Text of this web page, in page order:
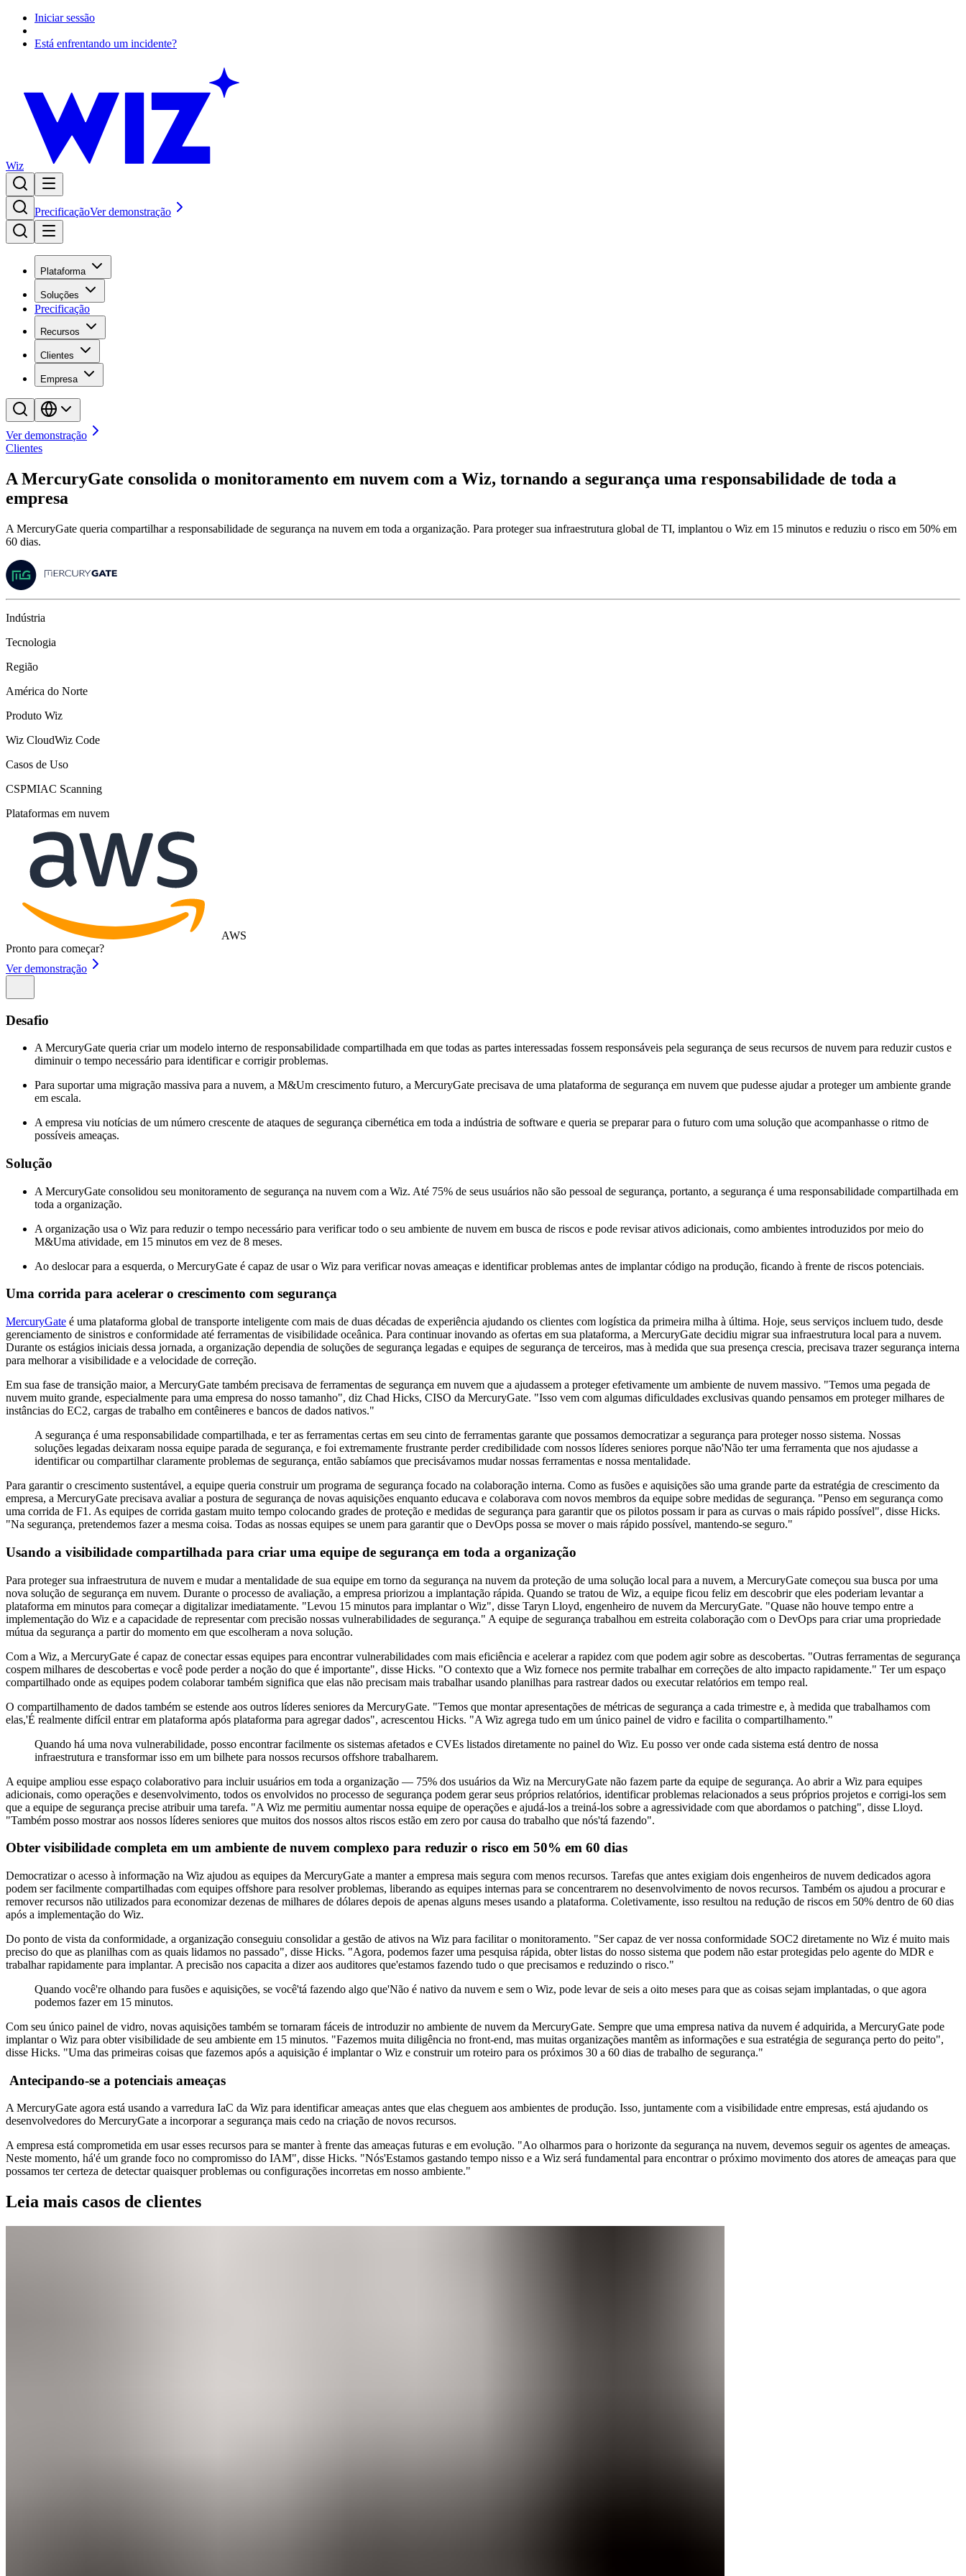
Iniciar sessão
Está enfrentando um incidente?
Wiz
PrecificaçãoVer demonstração
Plataforma
Soluções
Precificação
Recursos
Clientes
Empresa
Ver demonstração
Clientes
A MercuryGate consolida o monitoramento em nuvem com a Wiz, tornando a segurança uma responsabilidade de toda a
empresa
A MercuryGate queria compartilhar a responsabilidade de segurança na nuvem em toda a organização. Para proteger sua infraestrutura global de TI, implantou o Wiz em 15 minutos e reduziu o risco em 50% em
60 dias.
Indústria
Tecnologia
Região
América do Norte
Produto Wiz
Wiz CloudWiz Code
Casos de Uso
CSPMIAC Scanning
Plataformas em nuvem
AWS
Pronto para começar?
Ver demonstração
Desafio
A MercuryGate queria criar um modelo interno de responsabilidade compartilhada em que todas as partes interessadas fossem responsáveis pela segurança de seus recursos de nuvem para reduzir custos e
diminuir o tempo necessário para identificar e corrigir problemas.
Para suportar uma migração massiva para a nuvem, a M&Um crescimento futuro, a MercuryGate precisava de uma plataforma de segurança em nuvem que pudesse ajudar a proteger um ambiente grande
em escala.
A empresa viu notícias de um número crescente de ataques de segurança cibernética em toda a indústria de software e queria se preparar para o futuro com uma solução que acompanhasse o ritmo de
possíveis ameaças.
Solução
A MercuryGate consolidou seu monitoramento de segurança na nuvem com a Wiz. Até 75% de seus usuários não são pessoal de segurança, portanto, a segurança é uma responsabilidade compartilhada em
toda a organização.
A organização usa o Wiz para reduzir o tempo necessário para verificar todo o seu ambiente de nuvem em busca de riscos e pode revisar ativos adicionais, como ambientes introduzidos por meio do
M&Uma atividade, em 15 minutos em vez de 8 meses.
Ao deslocar para a esquerda, o MercuryGate é capaz de usar o Wiz para verificar novas ameaças e identificar problemas antes de implantar código na produção, ficando à frente de riscos potenciais.
Uma corrida para acelerar o crescimento com segurança
MercuryGate é uma plataforma global de transporte inteligente com mais de duas décadas de experiência ajudando os clientes com logística da primeira milha à última. Hoje, seus serviços incluem tudo, desde
gerenciamento de sinistros e conformidade até ferramentas de visibilidade oceânica. Para continuar inovando as ofertas em sua plataforma, a MercuryGate decidiu migrar sua infraestrutura local para a nuvem.
Durante os estágios iniciais dessa jornada, a organização dependia de soluções de segurança legadas e equipes de segurança de terceiros, mas à medida que sua presença crescia, precisava trazer segurança interna
para melhorar a visibilidade e a velocidade de correção.
Em sua fase de transição maior, a MercuryGate também precisava de ferramentas de segurança em nuvem que a ajudassem a proteger efetivamente um ambiente de nuvem massivo. "Temos uma pegada de
nuvem muito grande, especialmente para uma empresa do nosso tamanho", diz Chad Hicks, CISO da MercuryGate. "Isso vem com algumas dificuldades exclusivas quando pensamos em proteger milhares de
instâncias do EC2, cargas de trabalho em contêineres e bancos de dados nativos."
A segurança é uma responsabilidade compartilhada, e ter as ferramentas certas em seu cinto de ferramentas garante que possamos democratizar a segurança para proteger nosso sistema. Nossas
soluções legadas deixaram nossa equipe parada de segurança, e foi extremamente frustrante perder credibilidade com nossos líderes seniores porque não'Não ter uma ferramenta que nos ajudasse a
identificar ou compartilhar claramente problemas de segurança, então sabíamos que precisávamos mudar nossas ferramentas e nossa mentalidade.
Para garantir o crescimento sustentável, a equipe queria construir um programa de segurança focado na colaboração interna. Como as fusões e aquisições são uma grande parte da estratégia de crescimento da
empresa, a MercuryGate precisava avaliar a postura de segurança de novas aquisições enquanto educava e colaborava com novos membros da equipe sobre medidas de segurança. "Penso em segurança como
uma corrida de F1. As equipes de corrida gastam muito tempo colocando grades de proteção e medidas de segurança para garantir que os pilotos possam ir para as curvas o mais rápido possível", disse Hicks.
"Na segurança, pretendemos fazer a mesma coisa. Todas as nossas equipes se unem para garantir que o DevOps possa se mover o mais rápido possível, mantendo-se seguro."
Usando a visibilidade compartilhada para criar uma equipe de segurança em toda a organização
Para proteger sua infraestrutura de nuvem e mudar a mentalidade de sua equipe em torno da segurança na nuvem da proteção de uma solução local para a nuvem, a MercuryGate começou sua busca por uma
nova solução de segurança em nuvem. Durante o processo de avaliação, a empresa priorizou a implantação rápida. Quando se tratou de Wiz, a equipe ficou feliz em descobrir que eles poderiam levantar a
plataforma em minutos para começar a digitalizar imediatamente. "Levou 15 minutos para implantar o Wiz", disse Taryn Lloyd, engenheiro de nuvem da MercuryGate. "Quase não houve tempo entre a
implementação do Wiz e a capacidade de representar com precisão nossas vulnerabilidades de segurança." A equipe de segurança trabalhou em estreita colaboração com o DevOps para criar uma propriedade
mútua da segurança a partir do momento em que escolheram a nova solução.
Com a Wiz, a MercuryGate é capaz de conectar essas equipes para encontrar vulnerabilidades com mais eficiência e acelerar a rapidez com que podem agir sobre as descobertas. "Outras ferramentas de segurança
cospem milhares de descobertas e você pode perder a noção do que é importante", disse Hicks. "O contexto que a Wiz fornece nos permite trabalhar em correções de alto impacto rapidamente." Ter um espaço
compartilhado onde as equipes podem colaborar também significa que elas não precisam mais trabalhar usando planilhas para rastrear dados ou executar relatórios em tempo real.
O compartilhamento de dados também se estende aos outros líderes seniores da MercuryGate. "Temos que montar apresentações de métricas de segurança a cada trimestre e, à medida que trabalhamos com
elas,'É realmente difícil entrar em plataforma após plataforma para agregar dados", acrescentou Hicks. "A Wiz agrega tudo em um único painel de vidro e facilita o compartilhamento."
Quando há uma nova vulnerabilidade, posso encontrar facilmente os sistemas afetados e CVEs listados diretamente no painel do Wiz. Eu posso ver onde cada sistema está dentro de nossa
infraestrutura e transformar isso em um bilhete para nossos recursos offshore trabalharem.
A equipe ampliou esse espaço colaborativo para incluir usuários em toda a organização — 75% dos usuários da Wiz na MercuryGate não fazem parte da equipe de segurança. Ao abrir a Wiz para equipes
adicionais, como operações e desenvolvimento, todos os envolvidos no processo de segurança podem gerar seus próprios relatórios, identificar problemas relacionados a seus próprios projetos e corrigi-los sem
que a equipe de segurança precise atribuir uma tarefa. "A Wiz me permitiu aumentar nossa equipe de operações e ajudá-los a treiná-los sobre a agressividade com que abordamos o patching", disse Lloyd.
"Também posso mostrar aos nossos líderes seniores que muitos dos nossos altos riscos estão em zero por causa do trabalho que nós'tá fazendo".
Obter visibilidade completa em um ambiente de nuvem complexo para reduzir o risco em 50% em 60 dias
Democratizar o acesso à informação na Wiz ajudou as equipes da MercuryGate a manter a empresa mais segura com menos recursos. Tarefas que antes exigiam dois engenheiros de nuvem dedicados agora
podem ser facilmente compartilhadas com equipes offshore para resolver problemas, liberando as equipes internas para se concentrarem no desenvolvimento de novos recursos. Também os ajudou a procurar e
remover recursos não utilizados para economizar dezenas de milhares de dólares depois de apenas alguns meses usando a plataforma. Coletivamente, isso resultou na redução de riscos em 50% dentro de 60 dias
após a implementação do Wiz.
Do ponto de vista da conformidade, a organização conseguiu consolidar a gestão de ativos na Wiz para facilitar o monitoramento. "Ser capaz de ver nossa conformidade SOC2 diretamente no Wiz é muito mais
preciso do que as planilhas com as quais lidamos no passado", disse Hicks. "Agora, podemos fazer uma pesquisa rápida, obter listas do nosso sistema que podem não estar protegidas pelo agente do MDR e
trabalhar rapidamente para implantar. A precisão nos capacita a dizer aos auditores que'estamos fazendo tudo o que precisamos e reduzindo o risco."
Quando você're olhando para fusões e aquisições, se você'tá fazendo algo que'Não é nativo da nuvem e sem o Wiz, pode levar de seis a oito meses para que as coisas sejam implantadas, o que agora
podemos fazer em 15 minutos.
Com seu único painel de vidro, novas aquisições também se tornaram fáceis de introduzir no ambiente de nuvem da MercuryGate. Sempre que uma empresa nativa da nuvem é adquirida, a MercuryGate pode
implantar o Wiz para obter visibilidade de seu ambiente em 15 minutos. "Fazemos muita diligência no front-end, mas muitas organizações mantêm as informações e sua estratégia de segurança perto do peito",
disse Hicks. "Uma das primeiras coisas que fazemos após a aquisição é implantar o Wiz e construir um roteiro para os próximos 30 a 60 dias de trabalho de segurança."
Antecipando-se a potenciais ameaças
A MercuryGate agora está usando a varredura IaC da Wiz para identificar ameaças antes que elas cheguem aos ambientes de produção. Isso, juntamente com a visibilidade entre empresas, está ajudando os
desenvolvedores do MercuryGate a incorporar a segurança mais cedo na criação de novos recursos.
A empresa está comprometida em usar esses recursos para se manter à frente das ameaças futuras e em evolução. "Ao olharmos para o horizonte da segurança na nuvem, devemos seguir os agentes de ameaças.
Neste momento, há'é um grande foco no compromisso do IAM", disse Hicks. "Nós'Estamos gastando tempo nisso e a Wiz será fundamental para encontrar o próximo movimento dos atores de ameaças para que
possamos ter certeza de detectar quaisquer problemas ou configurações incorretas em nosso ambiente."
Leia mais casos de clientes